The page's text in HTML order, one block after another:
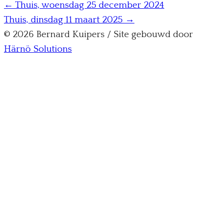
← Thuis, woensdag 25 december 2024
Thuis, dinsdag 11 maart 2025 →
© 2026 Bernard Kuipers / Site gebouwd door
Härnö Solutions